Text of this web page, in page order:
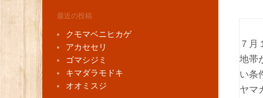
最近の投稿
クモマベニヒカゲ
アカセセリ
ゴマシジミ
キマダラモドキ
オオミスジ
７
地帯
い条
ヤマ